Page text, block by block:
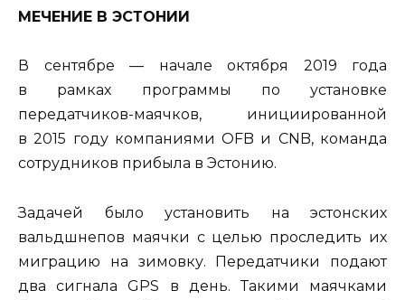
МЕЧЕНИЕ В ЭСТОНИИ
В сентябре — начале октября 2019 года
в рамках программы по установке
передатчиков-маячков, инициированной
в 2015 году компаниями OFB и СNB, команда
сотрудников прибыла в Эстонию.
Задачей было установить на эстонских
вальдшнепов маячки с целью проследить их
миграцию на зимовку. Передатчики подают
два сигнала GPS в день. Такими маячками